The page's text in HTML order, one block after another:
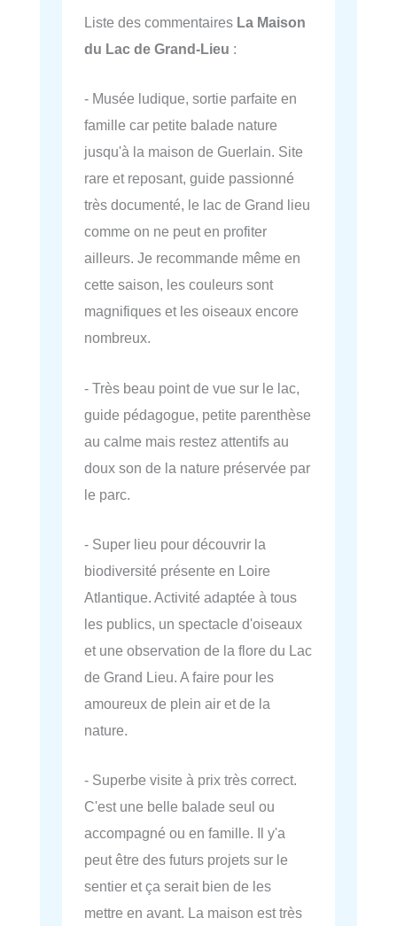
Liste des commentaires La Maison
du Lac de Grand-Lieu :
- Musée ludique, sortie parfaite en
famille car petite balade nature
jusqu'à la maison de Guerlain. Site
rare et reposant, guide passionné
très documenté, le lac de Grand lieu
comme on ne peut en profiter
ailleurs. Je recommande même en
cette saison, les couleurs sont
magnifiques et les oiseaux encore
nombreux.
- Très beau point de vue sur le lac,
guide pédagogue, petite parenthèse
au calme mais restez attentifs au
doux son de la nature préservée par
le parc.
- Super lieu pour découvrir la
biodiversité présente en Loire
Atlantique. Activité adaptée à tous
les publics, un spectacle d'oiseaux
et une observation de la flore du Lac
de Grand Lieu. A faire pour les
amoureux de plein air et de la
nature.
- Superbe visite à prix très correct.
C'est une belle balade seul ou
accompagné ou en famille. Il y'a
peut être des futurs projets sur le
sentier et ça serait bien de les
mettre en avant. La maison est très